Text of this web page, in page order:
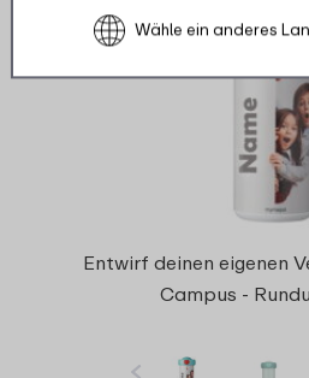
Entwirf deinen eigenen
Campus -